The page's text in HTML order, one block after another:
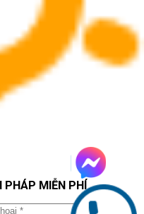
PHÁP MIỄN PHÍ